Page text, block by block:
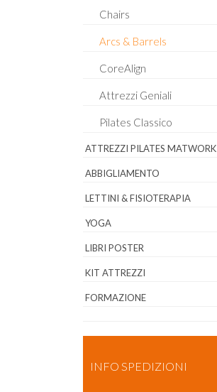
Chairs
Arcs & Barrels
CoreAlign
Attrezzi Geniali
Pilates Classico
ATTREZZI PILATES MATWORK
ABBIGLIAMENTO
LETTINI & FISIOTERAPIA
YOGA
LIBRI POSTER
KIT ATTREZZI
FORMAZIONE
INFO SPEDIZIONI